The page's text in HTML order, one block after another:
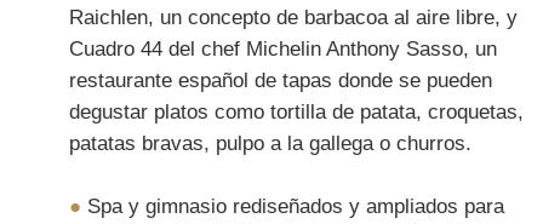
Raichlen, un concepto de barbacoa al aire libre, y
Cuadro 44 del chef Michelin Anthony Sasso, un
restaurante español de tapas donde se pueden
degustar platos como tortilla de patata, croquetas,
patatas bravas, pulpo a la gallega o churros.
● Spa y gimnasio rediseñados y ampliados para